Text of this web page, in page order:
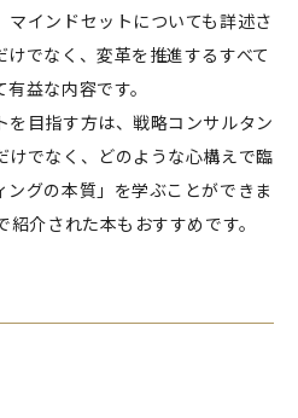
インドセットについても詳述さ
でなく、変革を推進するすべて
益な内容です。
を目指す方は、戦略コンサルタン
けでなく、どのような心構えで臨
グの本質」を学ぶことができま
介された本もおすすめです。